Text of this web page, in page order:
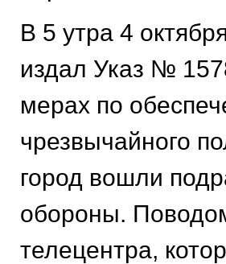
В 5 утра 4
издал Указ №
мерах по
чрезвычайного
город вошли
обороны.
телецентра,